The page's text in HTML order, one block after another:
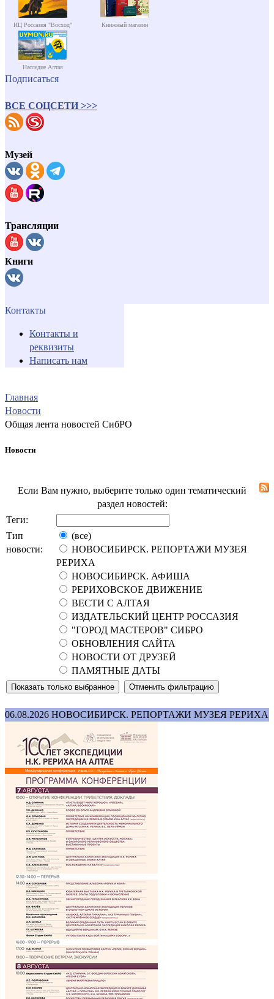
ИЦ Россазия "Восход" Книжный магазин
Наследие Алтая
Подписаться
ВСЕ СОЦСЕТИ >>>
Музей
Трансляции
Книги
Контакты
Контакты и
реквизиты
Написать нам
Главная
Новости
Общая лента новостей СибРО
Новости
Если Вам нужно, выберите только один тематический
раздел новостей:
Теги:
Тип
новости:
(все)
НОВОСИБИРСК. РЕПОРТАЖИ МУЗЕЯ
РЕРИХА
НОВОСИБИРСК. АФИША
РЕРИХОВСКОЕ ДВИЖЕНИЕ
ВЕСТИ С АЛТАЯ
ИЗДАТЕЛЬСКИЙ ЦЕНТР РОССАЗИЯ
"ГОРОД МАСТЕРОВ" СИБРО
ОБНОВЛЕНИЯ САЙТА
НОВОСТИ ОТ ДРУЗЕЙ
ПАМЯТНЫЕ ДАТЫ
06.08.2026 НОВОСИБИРСК. РЕПОРТАЖИ МУЗЕЯ РЕРИХА